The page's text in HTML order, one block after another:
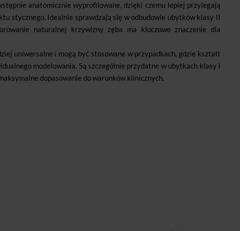
anatomicznie wyprofilowane, dzięki czemu lepiej przylegają
stycznego. Idealnie sprawdzają się w odbudowie ubytków klasy II
naturalnej krzywizny zęba ma kluczowe znaczenie dla
uniwersalne i mogą być stosowane w przypadkach, gdzie kształt
modelowania. Są szczególnie przydatne w ubytkach klasy I
dopasowanie do warunków klinicznych.